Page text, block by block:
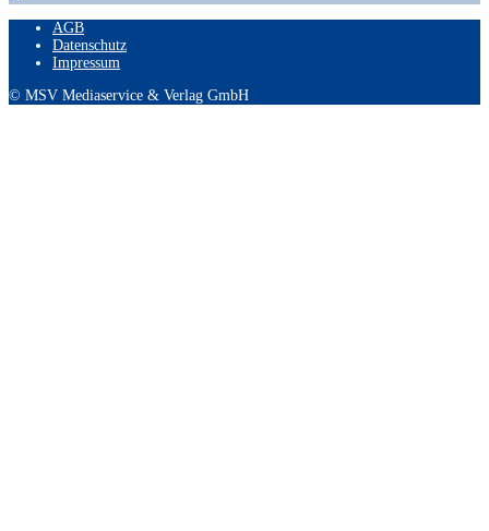
AGB
Datenschutz
Impressum
© MSV Mediaservice & Verlag GmbH